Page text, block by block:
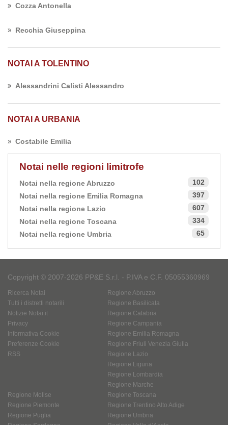
Cozza Antonella
Recchia Giuseppina
NOTAI A TOLENTINO
Alessandrini Calisti Alessandro
NOTAI A URBANIA
Costabile Emilia
Notai nelle regioni limitrofe
Notai nella regione Abruzzo
102
Notai nella regione Emilia Romagna
397
Notai nella regione Lazio
607
Notai nella regione Toscana
334
Notai nella regione Umbria
65
Copyright © 2007-2026 PP&E S.r.l. - P.IVA e C.F. 05055360969
Ricerca Notai
Tutti i distretti notarili
Notizie Notai.it
Privacy
Informativa Cookie
Preferenze Cookie
RSS
Regione Abruzzo
Regione Basilicata
Regione Calabria
Regione Campania
Regione Emilia Romagna
Regione Friuli Venezia Giulia
Regione Lazio
Regione Liguria
Regione Lombardia
Regione Marche
Regione Molise
Regione Piemonte
Regione Puglia
Regione Toscana
Regione Trentino Alto Adige
Regione Umbria